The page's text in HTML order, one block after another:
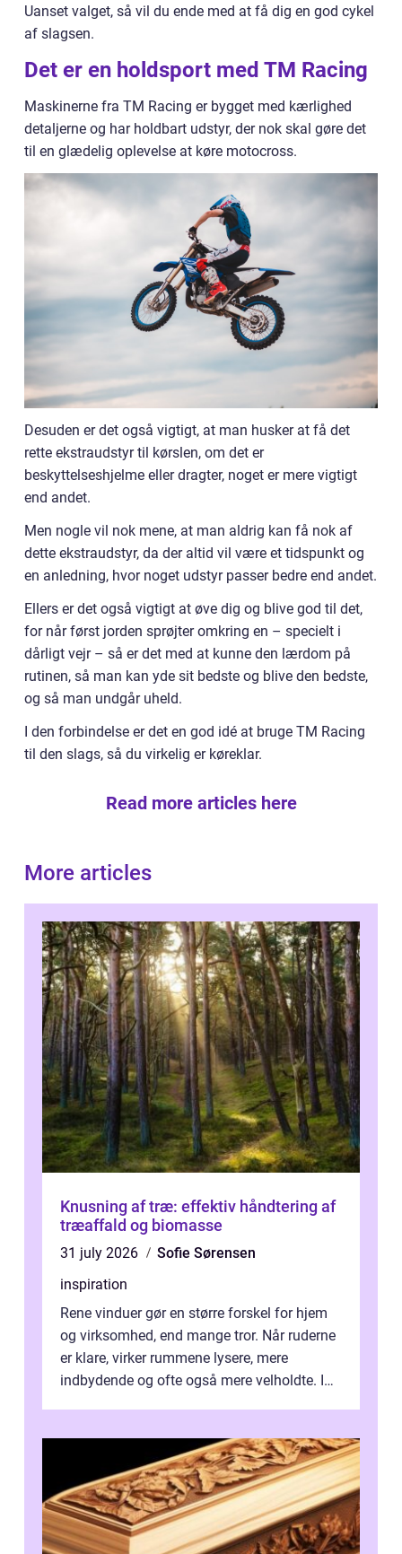
Uanset valget, så vil du ende med at få dig en god cykel
af slagsen.
Det er en holdsport med TM Racing
Maskinerne fra TM Racing er bygget med kærlighed
detaljerne og har holdbart udstyr, der nok skal gøre det
til en glædelig oplevelse at køre motocross.
Desuden er det også vigtigt, at man husker at få det
rette ekstraudstyr til kørslen, om det er
beskyttelseshjelme eller dragter, noget er mere vigtigt
end andet.
Men nogle vil nok mene, at man aldrig kan få nok af
dette ekstraudstyr, da der altid vil være et tidspunkt og
en anledning, hvor noget udstyr passer bedre end andet.
Ellers er det også vigtigt at øve dig og blive god til det,
for når først jorden sprøjter omkring en – specielt i
dårligt vejr – så er det med at kunne den lærdom på
rutinen, så man kan yde sit bedste og blive den bedste,
og så man undgår uheld.
I den forbindelse er det en god idé at bruge TM Racing
til den slags, så du virkelig er køreklar.
Read more articles here
More articles
Knusning af træ: effektiv håndtering af
træaffald og biomasse
31 july 2026
Sofie Sørensen
inspiration
Rene vinduer gør en større forskel for hjem
og virksomhed, end mange tror. Når ruderne
er klare, virker rummene lysere, mere
indbydende og ofte også mere velholdte. I